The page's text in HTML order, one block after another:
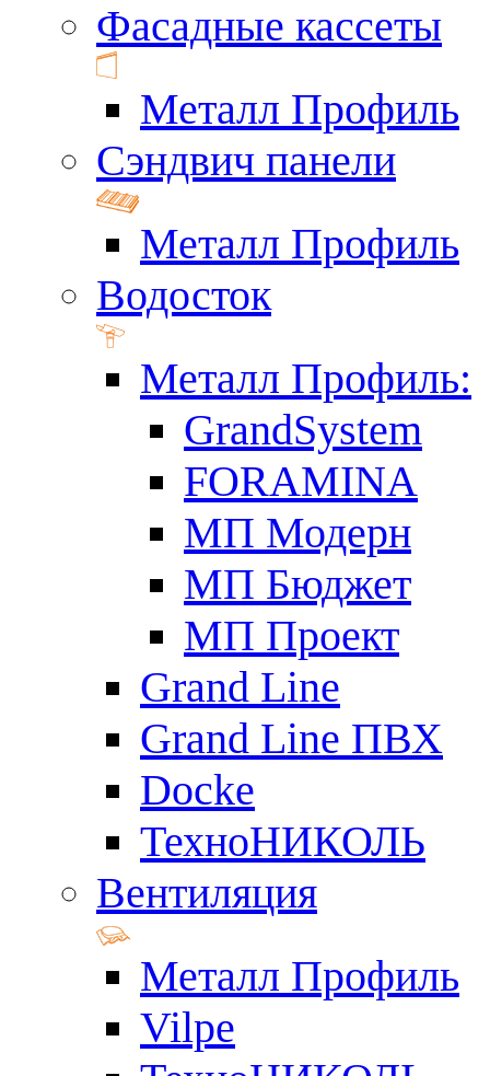
Фасадные кассеты
Металл Профиль
Сэндвич панели
Металл Профиль
Водосток
Металл Профиль:
GrandSystem
FORAMINA
МП Модерн
МП Бюджет
МП Проект
Grand Line
Grand Line ПВХ
Docke
ТехноНИКОЛЬ
Вентиляция
Металл Профиль
Vilpe